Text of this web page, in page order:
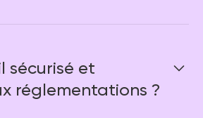
sécurisé et
réglementations ?